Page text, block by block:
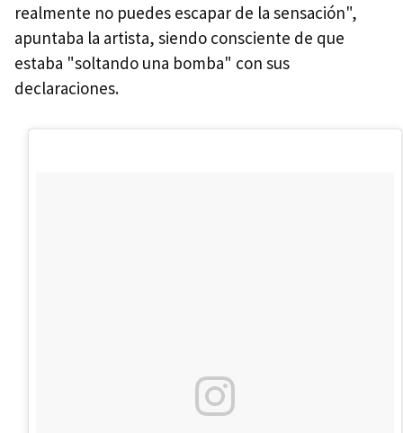
realmente no puedes escapar de la sensación",
apuntaba la artista, siendo consciente de que
estaba "soltando una bomba" con sus
declaraciones.